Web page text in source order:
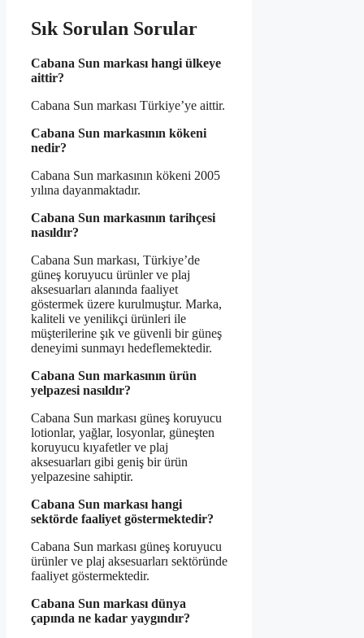
Sık Sorulan Sorular
Cabana Sun markası hangi ülkeye
aittir?
Cabana Sun markası Türkiye’ye aittir.
Cabana Sun markasının kökeni
nedir?
Cabana Sun markasının kökeni 2005
yılına dayanmaktadır.
Cabana Sun markasının tarihçesi
nasıldır?
Cabana Sun markası, Türkiye’de
güneş koruyucu ürünler ve plaj
aksesuarları alanında faaliyet
göstermek üzere kurulmuştur. Marka,
kaliteli ve yenilikçi ürünleri ile
müşterilerine şık ve güvenli bir güneş
deneyimi sunmayı hedeflemektedir.
Cabana Sun markasının ürün
yelpazesi nasıldır?
Cabana Sun markası güneş koruyucu
lotionlar, yağlar, losyonlar, güneşten
koruyucu kıyafetler ve plaj
aksesuarları gibi geniş bir ürün
yelpazesine sahiptir.
Cabana Sun markası hangi
sektörde faaliyet göstermektedir?
Cabana Sun markası güneş koruyucu
ürünler ve plaj aksesuarları sektöründe
faaliyet göstermektedir.
Cabana Sun markası dünya
çapında ne kadar yaygındır?